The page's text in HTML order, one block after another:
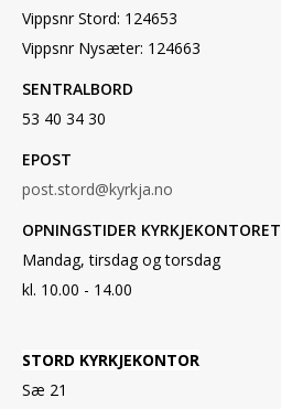
Vippsnr Stord: 124653
Vippsnr Nysæter: 124663
SENTRALBORD
53 40 34 30
EPOST
post.stord@kyrkja.no
OPNINGSTIDER KYRKJEKONTORET
Mandag, tirsdag og torsdag
kl. 10.00 - 14.00
STORD KYRKJEKONTOR
Sæ 21